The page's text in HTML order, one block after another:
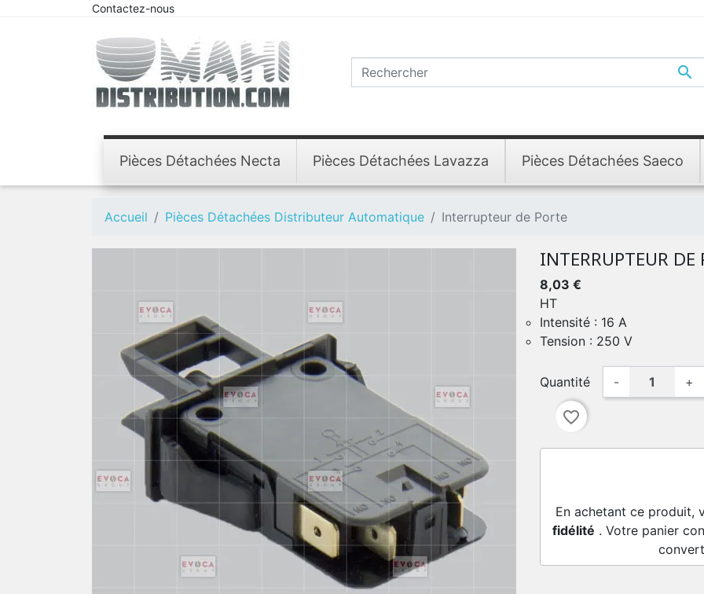
Contactez-nous

Pièces Détachées Necta Pièces Détachées Lavazza Pièces Détachées Saeco
Accueil Pièces Détachées Distributeur Automatique Interrupteur de Porte
INTERRUPTEUR DE
8,03 €
HT
Intensité : 16 A
Tension : 250 V
Quantité - +
favorite_border
En achetant ce produit,
fidélité . Votre panier